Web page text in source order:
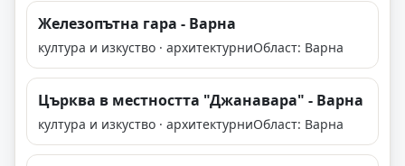
Железопътна гара - Варна
култура и изкуство · архитектурниОбласт: Варна
Църква в местността "Джанавара" - Варна
култура и изкуство · архитектурниОбласт: Варна